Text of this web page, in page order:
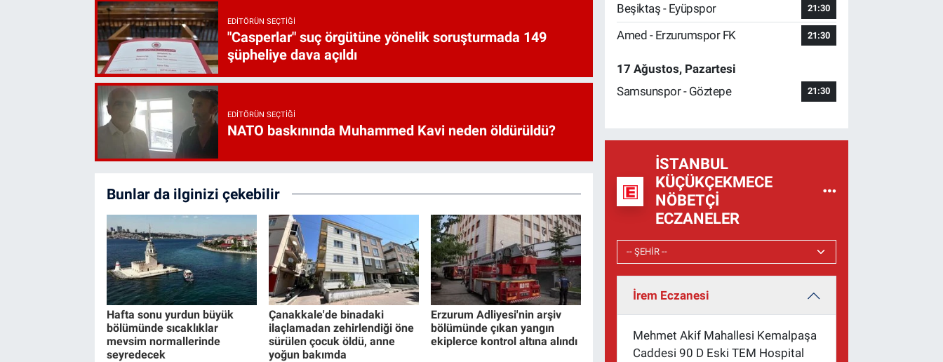
EDITÖRÜN SEÇTIĞI
"Casperlar" suç örgütüne yönelik soruşturmada 149
şüpheliye dava açıldı
EDITÖRÜN SEÇTIĞI
NATO baskınında Muhammed Kavi neden öldürüldü?
Bunlar da ilginizi çekebilir
Hafta sonu yurdun büyük
bölümünde sıcaklıklar
mevsim normallerinde
seyredecek
Çanakkale'de binadaki
ilaçlamadan zehirlendiği öne
sürülen çocuk öldü, anne
yoğun bakımda
Erzurum Adliyesi'nin arşiv
bölümünde çıkan yangın
ekiplerce kontrol altına alındı
Beşiktaş - Eyüpspor 21:30
Amed - Erzurumspor FK 21:30
17 Ağustos, Pazartesi
Samsunspor - Göztepe
21:30
İSTANBUL
KÜÇÜKÇEKMECE
NÖBETÇI
ECZANELER
İrem Eczanesi
Mehmet Akif Mahallesi Kemalpaşa
Caddesi 90 D Eski TEM Hospital